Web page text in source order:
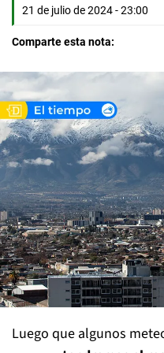
21 de julio de 2024 - 23:00
Comparte esta nota:
Luego que algunos